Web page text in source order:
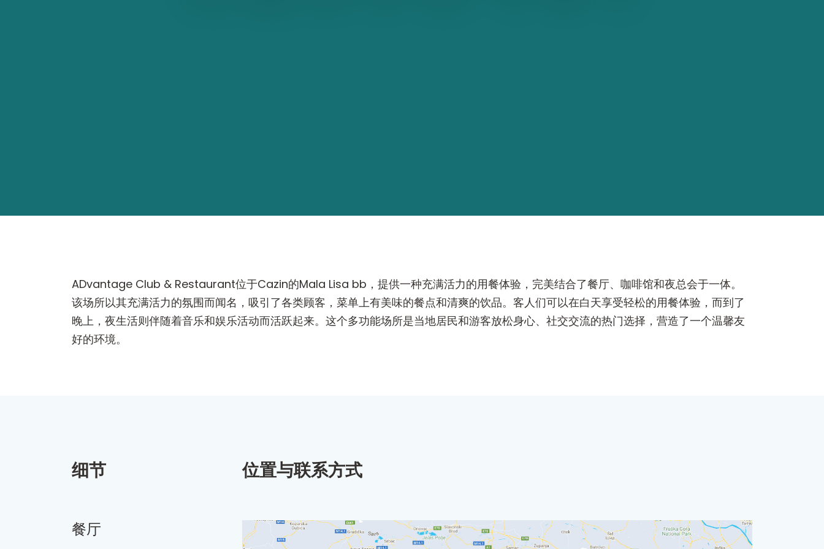
ADvantage Club & Restaurant位于Cazin的Mala Lisa bb，提供一种充满活力的用餐体验，完美结合了餐厅、咖啡馆和夜总会于一体。
该场所以其充满活力的氛围而闻名，吸引了各类顾客，菜单上有美味的餐点和清爽的饮品。客人们可以在白天享受轻松的用餐体验，而到了
晚上，夜生活则伴随着音乐和娱乐活动而活跃起来。这个多功能场所是当地居民和游客放松身心、社交交流的热门选择，营造了一个温馨友
好的环境。
细节
餐厅
位置与联系方式